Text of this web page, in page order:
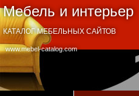
Мебель и интерьер
www.mebel-catalog.com
КАТАЛОГ МЕБЕЛЬНЫХ САЙТОВ